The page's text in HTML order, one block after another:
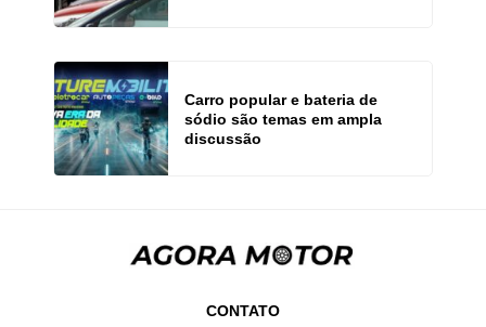
Carro popular e bateria de
sódio são temas em ampla
discussão
CONTATO